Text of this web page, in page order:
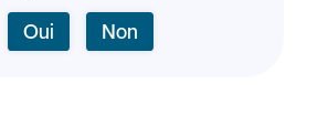
Oui Non